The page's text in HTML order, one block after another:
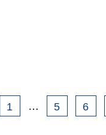
1 … 5 6